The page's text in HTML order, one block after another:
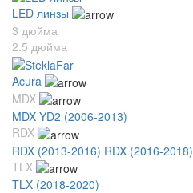
LED линзы
3 дюйма
2.5 дюйма
Acura
MDX
MDX YD2 (2006-2013)
RDX
RDX (2013-2016) RDX (2016-2018)
TLX
TLX (2018-2020)